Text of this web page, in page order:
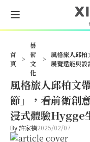
首
頁
>
藝
術
文
化
>
風格旅人邱柏
展覽還能與
風格旅人邱柏文
節」，看前衛創
浸式體驗Hygge
By許家禎2025/02/07